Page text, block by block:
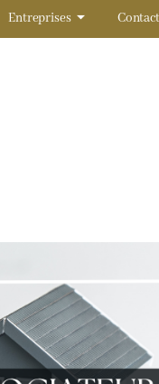
Entreprises Contact